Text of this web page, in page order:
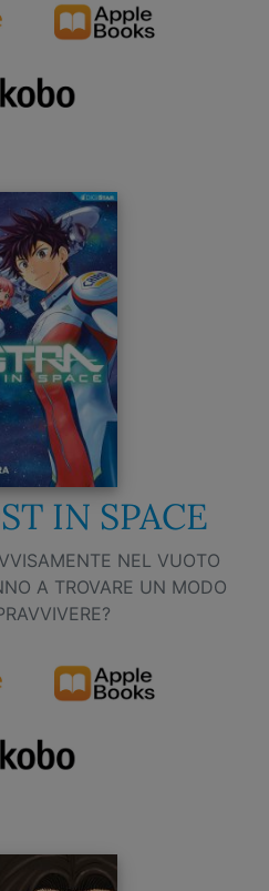
IN SPACE
NEL VUOTO
A TROVARE UN MODO